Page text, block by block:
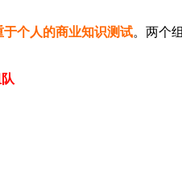
个人的商业知识测试。两个